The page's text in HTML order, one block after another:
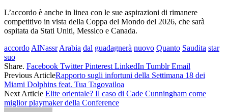
L’accordo è anche in linea con le sue aspirazioni di rimanere
competitivo in vista della Coppa del Mondo del 2026, che sarà
ospitata da Stati Uniti, Messico e Canada.
accordo AlNassr Arabia dal guadagnerà nuovo Quanto Saudita star
suo
Share. Facebook Twitter Pinterest LinkedIn Tumblr Email
Previous ArticleRapporto sugli infortuni della Settimana 18 dei
Miami Dolphins feat. Tua Tagovailoa
Next Article Elite orientale? Il caso di Cade Cunningham come
miglior playmaker della Conference